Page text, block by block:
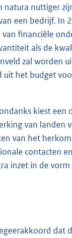
natura nuttiger
een bedrijf. In
financiële
als de
zal worden
het budget
kiest een
van landen
van het
contacten
inzet in de
dat